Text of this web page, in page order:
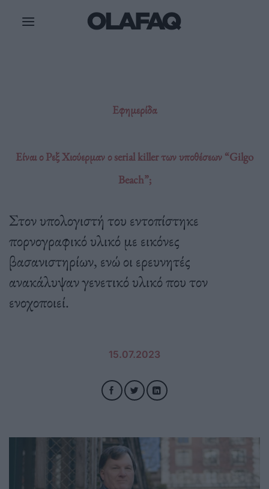
Εφημερίδα
Είναι ο Ρεξ Χιούερμαν ο serial killer των υποθέσεων “Gilgo
Beach”;
Στον υπολογιστή του εντοπίστηκε
πορνογραφικό υλικό με εικόνες
βασανιστηρίων, ενώ οι ερευνητές
ανακάλυψαν γενετικό υλικό που τον
ενοχοποιεί.
15.07.2023